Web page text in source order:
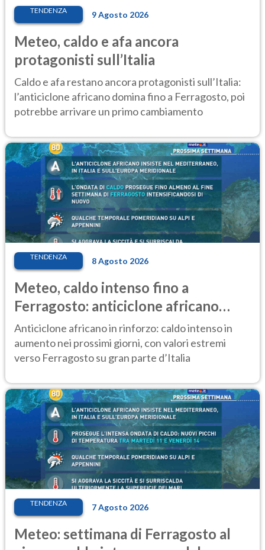
TENDENZA 9 Agosto 2026
Meteo, caldo e afa ancora
protagonisti sull’Italia
Caldo e afa restano ancora protagonisti sull’Italia:
l’anticiclone africano domina fino a Ferragosto, poi
potrebbe arrivare un primo cambiamento
TENDENZA 8 Agosto 2026
Meteo, caldo intenso fino a
Ferragosto: anticiclone africano
ancora protagonista
Anticiclone africano in rinforzo: caldo intenso in
aumento nei prossimi giorni, con valori estremi
verso Ferragosto su gran parte d’Italia
TENDENZA 7 Agosto 2026
Meteo: settimana di Ferragosto al